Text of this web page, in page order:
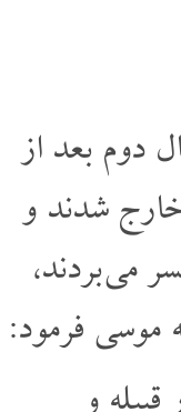
دوم بعد از
شدند و
می بردند،
موسی فرمود:
و